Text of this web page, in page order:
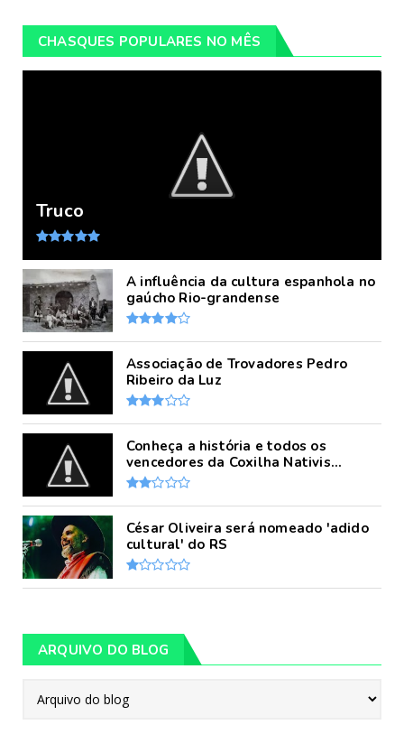
CHASQUES POPULARES NO MÊS
Truco
A influência da cultura espanhola no
gaúcho Rio-grandense
Associação de Trovadores Pedro
Ribeiro da Luz
Conheça a história e todos os
vencedores da Coxilha Nativis...
César Oliveira será nomeado 'adido
cultural' do RS
ARQUIVO DO BLOG